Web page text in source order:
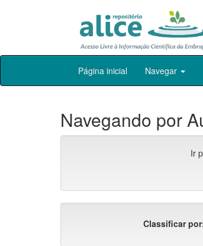
Skip
Página inicial Navegar
Navegando por
Ir
Classificar